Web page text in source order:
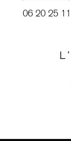
06 20 25